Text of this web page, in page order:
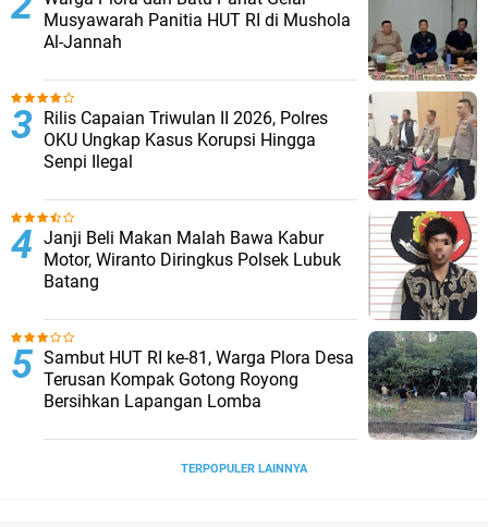
Musyawarah Panitia HUT RI di Mushola
Al-Jannah
Rilis Capaian Triwulan II 2026, Polres
OKU Ungkap Kasus Korupsi Hingga
Senpi Ilegal
Janji Beli Makan Malah Bawa Kabur
Motor, Wiranto Diringkus Polsek Lubuk
Batang
Sambut HUT RI ke-81, Warga Plora Desa
Terusan Kompak Gotong Royong
Bersihkan Lapangan Lomba
TERPOPULER LAINNYA